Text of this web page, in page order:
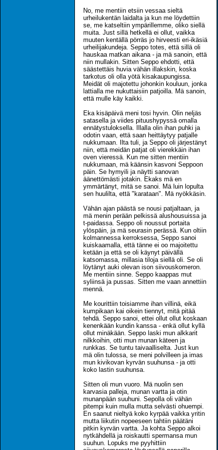
No, me mentiin etsiin vessaa sieltä
urheilukentän laidalta ja kun me löydettiin
se, me katseltiin ympärillemme, oliko siellä
muita. Just sillä hetkellä ei ollut, vaikka
muuten kentällä pörräs jo hirveesti eri-ikäsiä
urheilijakundeja. Seppo totes, että sillä oli
hauskaa matkan aikana - ja mä sanoin, että
niin mullakin. Sitten Seppo ehdotti, että
säästettäis huvia vähän illakskin, koska
tarkotus oli olla yötä kisakaupungissa.
Meidät oli majotettu johonkin kouluun, jonka
lattialla me nukuttaisiin patjoilla. Mä sanoin,
että mulle käy kaikki.
Eka kisäpäivä meni tosi hyvin. Olin neljäs
satasella ja viides pituushypyssä omalla
ennätystuloksella. Illalla olin ihan puhki ja
odotin vaan, että saan heittäytyy patjalle
nukkumaan. Ilta tuli, ja Seppo oli järjestänyt
niin, että meidän patjat oli vierekkäin ihan
oven vieressä. Kun me sitten mentiin
nukkumaan, mä käänsin kasvoni Seppoon
päin. Se hymyili ja näytti sanovan
äänettömästi jotakin. Ekaks mä en
ymmärtänyt, mitä se sanoi. Mä luin lopulta
sen huulilta, että "karataan". Mä nyökkäsin.
Vähän ajan päästä se nousi patjaltaan, ja
mä menin perään pelkissä alushousuissa ja
t-paidassa. Seppo oli noussut portaita
ylöspäin, ja mä seurasin perässä. Kun oltiin
kolmannessa kerroksessa, Seppo sanoi
kuiskaamalla, että tänne ei oo majoitettu
ketään ja että se oli käynyt päivällä
katsomassa, millasia tiloja siellä oli. Se oli
löytänyt auki olevan ison siivouskomeron.
Me mentiin sinne. Seppo kaappas mut
syliinsä ja pussas. Sitten me vaan annettiin
mennä.
Me kourittiin toisiamme ihan villinä, eikä
kumpikaan kai oikein tiennyt, mitä pitää
tehdä. Seppo sanoi, ettei ollut ollut koskaan
kenenkään kundin kanssa - enkä ollut kyllä
ollut minäkään. Seppo laski mun alkkarit
nilkkoihin, otti mun munan käteen ja
runkkas. Se tuntu taivaalliselta. Just kun
mä olin tulossa, se meni polvilleen ja imas
mun kivikovan kyrvän suuhunsa - ja otti
koko lastin suuhunsa.
Sitten oli mun vuoro. Mä nuolin sen
karvasia palleja, munan vartta ja otin
munanpään suuhuni. Sepolla oli vähän
pitempi kuin mulla mutta selvästi ohuempi.
En saanut nieltyä koko kyrpää vaikka yritin
mutta liikutin nopeeseen tahtiin päätäni
pitkin kyrvän vartta. Ja kohta Seppo alkoi
nytkähdellä ja roiskautti spermansa mun
suuhun. Lopuks me pyyhittiin